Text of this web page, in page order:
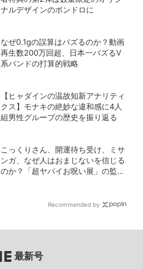
ナルデザインのボンドロに
なぜ0.1gの誤算はバズるのか？動画
再生数200万回超、日本一バズるV
系バンドの打算的戦略
【ヒャダインの温故知新アナリティ
クス】モナキの絶妙な違和感に4人
組男性グループの歴史を振り返る
こっくりさん、開運待ち受け、ミサ
ンガ、なぜ人はおまじないを信じる
のか？「超ヤバイお呪い展」の監修
Recommended by
最新号